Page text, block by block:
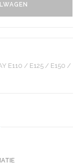
E110 / E125 / E150 /